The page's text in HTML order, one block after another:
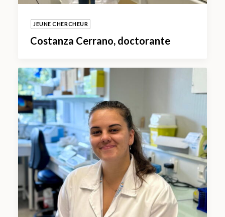
JEUNE CHERCHEUR
Costanza Cerrano, doctorante